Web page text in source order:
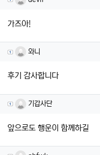
가즈아!
와니님의 댓글
와니
후기 감사합니다
기갑사단님의 댓글
기갑사단
앞으로도 행운이 함께하길